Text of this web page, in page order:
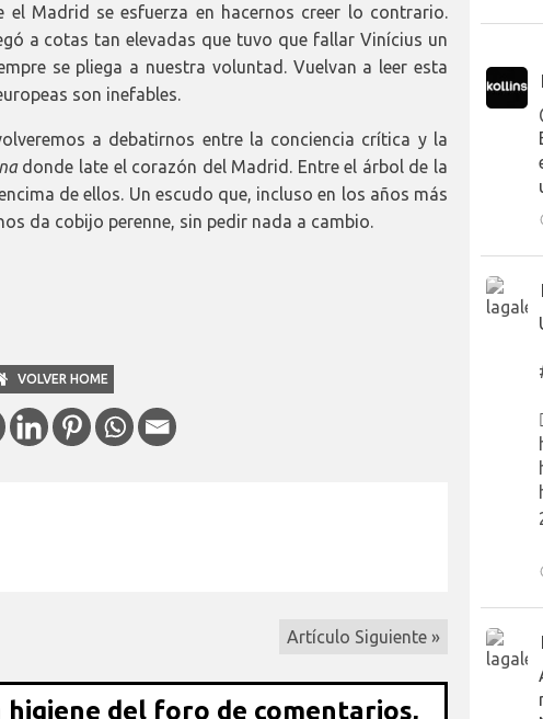
Madrid se esfuerza en hacernos creer lo contrario.
a cotas tan elevadas que tuvo que fallar Vinícius un
se pliega a nuestra voluntad. Vuelvan a leer esta
son inefables.
a debatirnos entre la conciencia crítica y la
donde late el corazón del Madrid. Entre el árbol de la
de ellos. Un escudo que, incluso en los años más
da cobijo perenne, sin pedir nada a cambio.
VOLVER HOME
Artículo Siguiente »
del foro de comentarios,